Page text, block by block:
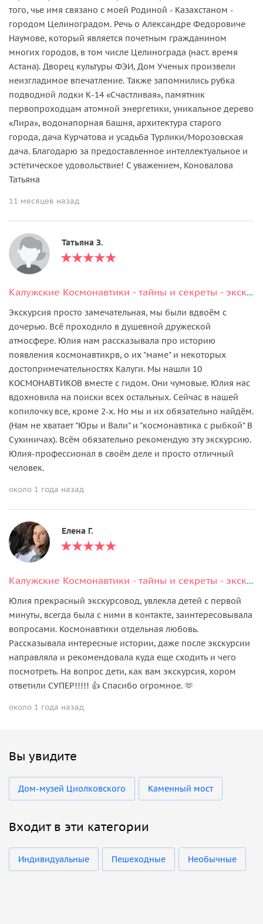
того, чье имя связано с моей Родиной - Казахстаном -
городом Целиноградом. Речь о Александре Федоровиче
Наумове, который является почетным гражданином
многих городов, в том числе Целинограда (наст. время
Астана). Дворец культуры ФЭИ, Дом Ученых произвели
неизгладимое впечатление. Также запомнились рубка
подводной лодки К-14 «Счастливая», памятник
первопроходцам атомной энергетики, уникальное дерево
«Лира», водонапорная башня, архитектура старого
города, дача Курчатова и усадьба Турлики/Морозовская
дача. Благодарю за предоставленное интеллектуальное и
эстетическое удовольствие! С уважением, Коновалова
Татьяна
11 месяцев назад
Татьяна З.
Калужские Космонавтики - тайны и секреты - экскурсия квест для детей и взрослых
Экскурсия просто замечательная, мы были вдвоём с
дочерью. Всë проходило в душевной дружеской
атмосфере. Юлия нам рассказывала про историю
появления космонавтикрв, о их "маме" и некоторых
достопримечательностях Калуги. Мы нашли 10
КОСМОНАВТИКОВ вместе с гидом. Они чумовые. Юлия нас
вдохновила на поиски всех остальных. Сейчас в нашей
копилочку все, кроме 2-х. Но мы и их обязательно найдём.
(Нам не хватает "Юры и Вали" и "космонавтика с рыбкой" В
Сухиничах). Всём обязательно рекомендую эту экскурсию.
Юлия-профессионал в своём деле и просто отличный
человек.
около 1 года назад
Елена Г.
Калужские Космонавтики - тайны и секреты - экскурсия квест для детей и взрослых
Юлия прекрасный экскурсовод, увлекла детей с первой
минуты, всегда была с ними в контакте, заинтересовывала
вопросами. Космонавтики отдельная любовь.
Рассказывала интересные истории, даже после экскурсии
направляла и рекомендовала куда еще сходить и чего
посмотреть. На вопрос дети, как вам экскурсия, хором
ответили СУПЕР!!!!! 👍 Спасибо огромное. 🫶
около 1 года назад
Вы увидите
Дом-музей Циолковского Каменный мост
Входит в эти категории
Индивидуальные Пешеходные Необычные